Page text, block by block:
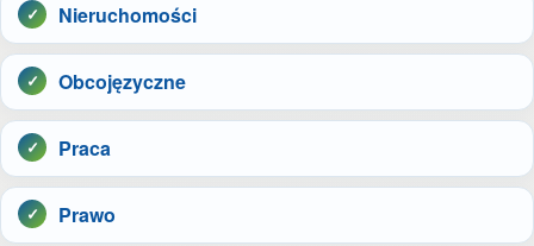
Nieruchomości
Obcojęzyczne
Praca
Prawo